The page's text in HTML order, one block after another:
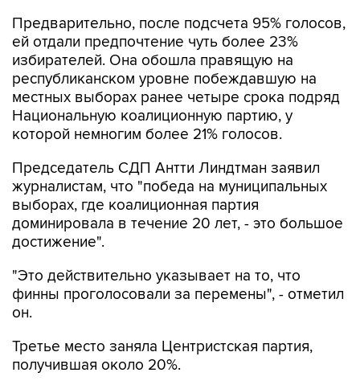
Предварительно, после подсчета 95% голосов,
ей отдали предпочтение чуть более 23%
избирателей. Она обошла правящую на
республиканском уровне побеждавшую на
местных выборах ранее четыре срока подряд
Национальную коалиционную партию, у
которой немногим более 21% голосов.
Председатель СДП Антти Линдтман заявил
журналистам, что "победа на муниципальных
выборах, где коалиционная партия
доминировала в течение 20 лет, - это большое
достижение".
"Это действительно указывает на то, что
финны проголосовали за перемены", - отметил
он.
Третье место заняла Центристская партия,
получившая около 20%.